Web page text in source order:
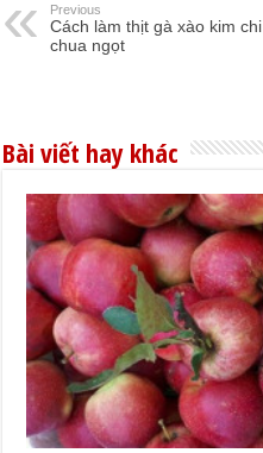
Previous
Cách làm thịt gà xào kim chi
chua ngọt
Bài viết hay khác